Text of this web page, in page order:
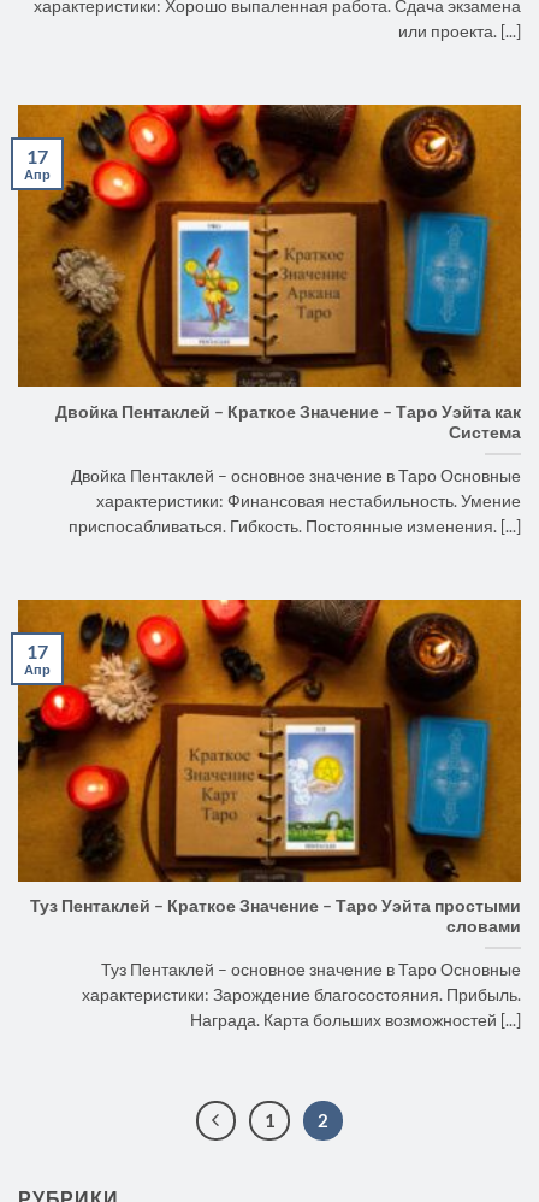
характеристики: Хорошо выпаленная работа. Сдача экзамена
или проекта. [...]
Двойка Пентаклей – Краткое Значение – Таро Уэйта как
Система
Двойка Пентаклей – основное значение в Таро Основные
характеристики: Финансовая нестабильность. Умение
приспосабливаться. Гибкость. Постоянные изменения. [...]
17
Апр
Туз Пентаклей – Краткое Значение – Таро Уэйта простыми
словами
Туз Пентаклей – основное значение в Таро Основные
характеристики: Зарождение благосостояния. Прибыль.
Награда. Карта больших возможностей [...]
17
Апр
1 2